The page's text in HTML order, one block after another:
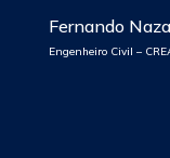
Fernando
Engenheiro Civil –